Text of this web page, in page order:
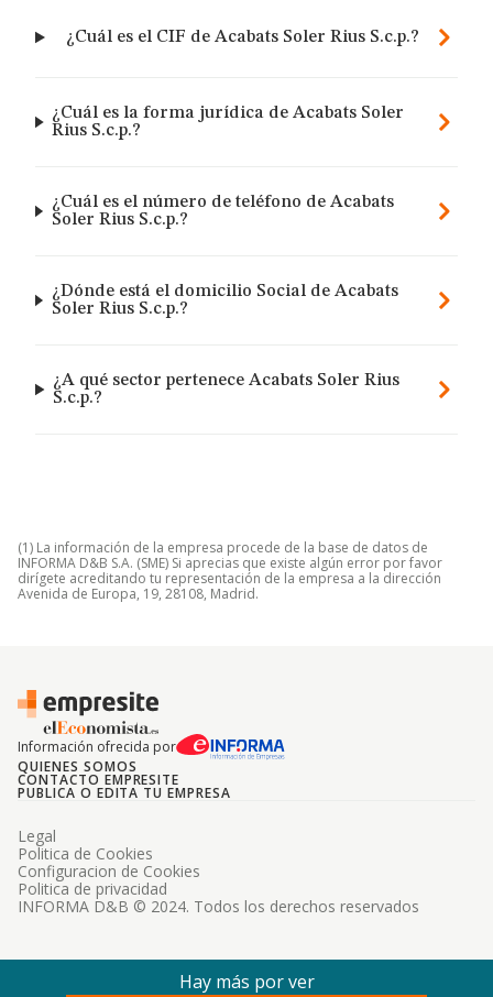
¿Cuál es el CIF de Acabats Soler Rius S.c.p.?
¿Cuál es la forma jurídica de Acabats Soler
Rius S.c.p.?
¿Cuál es el número de teléfono de Acabats
Soler Rius S.c.p.?
¿Dónde está el domicilio Social de Acabats
Soler Rius S.c.p.?
¿A qué sector pertenece Acabats Soler Rius
S.c.p.?
(1) La información de la empresa procede de la base de datos de
INFORMA D&B S.A. (SME) Si aprecias que existe algún error por favor
dirígete acreditando tu representación de la empresa a la dirección
Avenida de Europa, 19, 28108, Madrid.
Información ofrecida por
QUIENES SOMOS
CONTACTO EMPRESITE
PUBLICA O EDITA TU EMPRESA
INFORMA D&B © 2024. Todos los derechos reservados
Legal
Politica de Cookies
Configuracion de Cookies
Politica de privacidad
Hay más por ver